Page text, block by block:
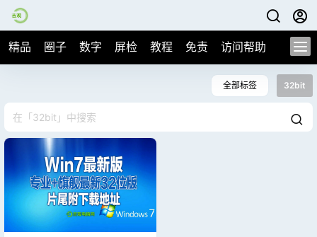
精品 圈子 数字 屏检 教程 免责 访问帮助
全部标签 32bit